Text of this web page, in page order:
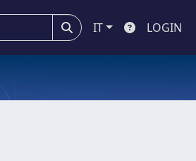
IT LOGIN